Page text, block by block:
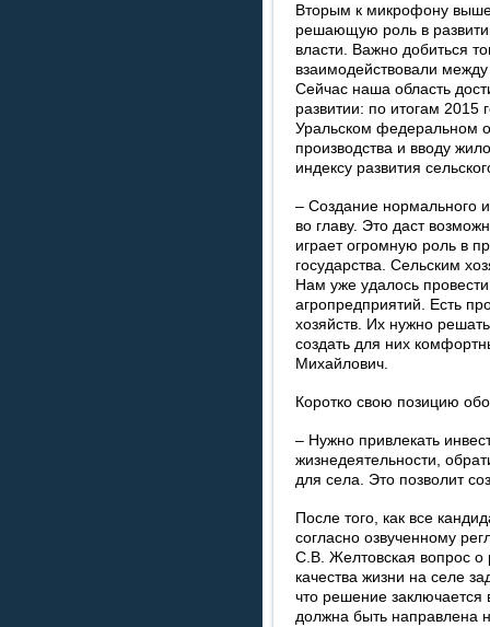
Вторым к микрофону
решающую роль в
власти. Важно добиться
взаимодействовали
Сейчас наша область
развитии: по итогам 2015
Уральском федеральном
производства и вводу
индексу развития
– Создание нормального
во главу. Это даст
играет огромную роль в
государства. Сельским
Нам уже удалось
агропредприятий. Есть
хозяйств. Их нужно
создать для них
Михайлович.
Коротко свою позицию
– Нужно привлекать
жизнедеятельности,
для села. Это позволит
После того, как все
согласно озвученному
С.В. Желтовская вопрос
качества жизни на селе
что решение заключается
должна быть направлена